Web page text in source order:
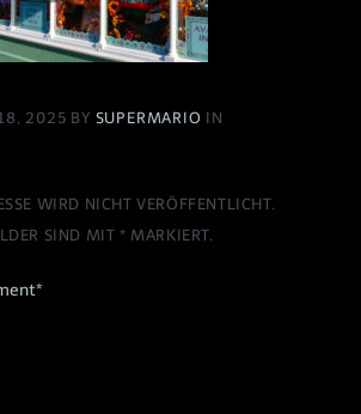
2025 BY SUPERMARIO IN
WIRD NICHT VERÖFFENTLICHT.
SIND MIT* MARKIERT.